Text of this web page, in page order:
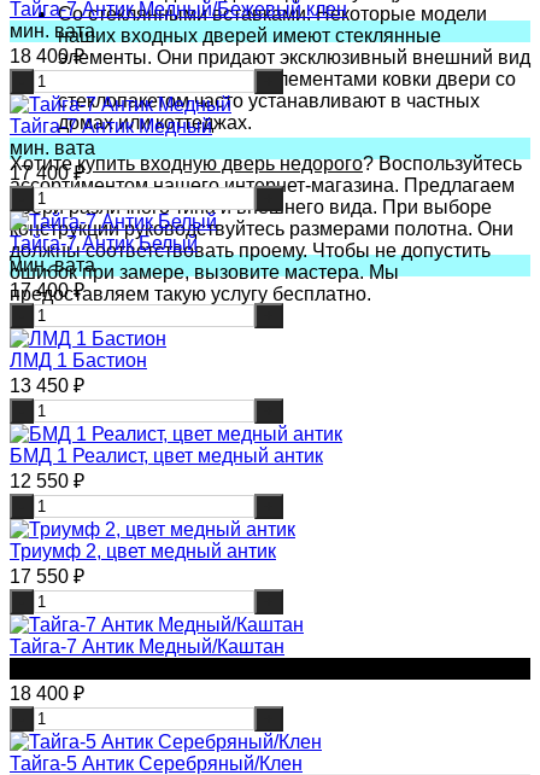
Со стеклянными вставками. Некоторые модели
наших входных дверей имеют стеклянные
элементы. Они придают эксклюзивный внешний вид
полотну. Дополненные элементами ковки двери со
стеклопакетом часто устанавливают в частных
домах или коттеджах.
Хотитекупить входную дверь недорого? Воспользуйтесь
ассортиментом нашего интернет-магазина. Предлагаем
двери различного типа и внешнего вида. При выборе
конструкции руководствуйтесь размерами полотна. Они
должны соответствовать проему. Чтобы не допустить
ошибок при замере, вызовите мастера. Мы
предоставляем такую услугу бесплатно.
Тайга-7 Антик Медный/Бежевый клен
мин. вата
18 400₽
Тайга-7 Антик Медный
мин. вата
17 400₽
Тайга-7 Антик Белый
мин. вата
17 400₽
ЛМД 1 Бастион
13 450 ₽
БМД 1 Реалист, цвет медный антик
12 550 ₽
Триумф 2, цвет медный антик
17 550 ₽
Тайга-7 Антик Медный/Каштан
18 400 ₽
Тайга-5 Антик Серебряный/Клен